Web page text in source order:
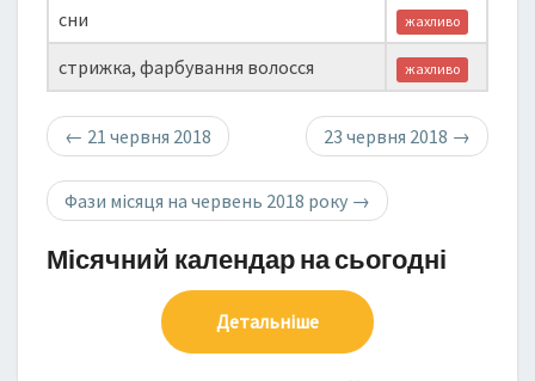
сни жахливо
стрижка, фарбування волосся жахливо
← 21 червня 2018 23 червня 2018 →
Фази місяця на червень 2018 року →
Місячний календар на сьогодні
Детальніше